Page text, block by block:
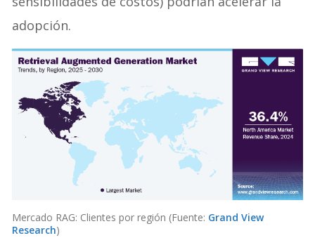
adopción.
Mercado RAG: Clientes por región (Fuente: Grand View
Research)